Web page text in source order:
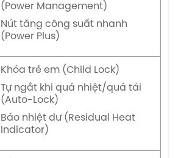
(Power Management)
Nút tăng công suất nhanh
(Power Plus)
Khóa trẻ em (Child Lock)
Tự ngắt khi quá nhiệt/quá tải
(Auto-Lock)
Báo nhiệt dư (Residual Heat
Indicator)